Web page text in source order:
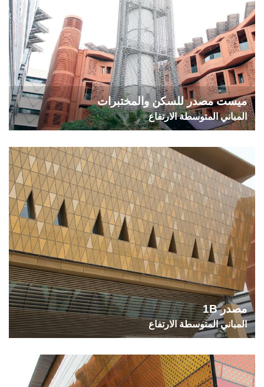
ميست مصدر للسكن والمختبرات
المباني المتوسطة الارتفاع
مصدر 1B
المباني المتوسطة الارتفاع